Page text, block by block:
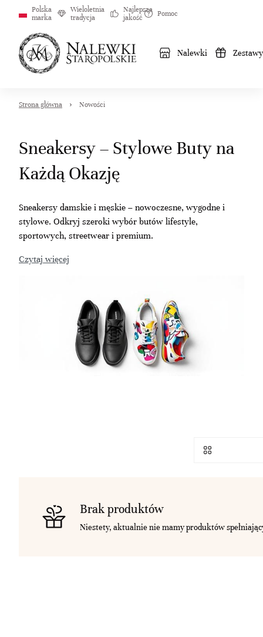
Polska
marka
Wieloletnia
tradycja
Najlepsza
jakość
Pomoc
Nalewki
Strona główna Nowości
Sneakersy – Stylowe Buty na
Każdą Okazję
Sneakersy damskie i męskie – nowoczesne, wygodne i
stylowe. Odkryj szeroki wybór butów lifestyle,
sportowych, streetwear i premium.
Czytaj więcej
Brak produktów
Niestety, aktualnie nie mamy produktów